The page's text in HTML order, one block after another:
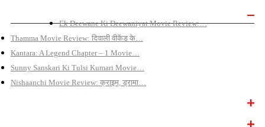
Ek Deewane Ki Deewaniyat Movie Review:…
Thamma Movie Review: दिवाली वीकेंड के…
Kantara: A Legend Chapter – 1 Movie…
Sunny Sanskari Ki Tulsi Kumari Movie…
Nishaanchi Movie Review: क्राइम, ड्रामा…